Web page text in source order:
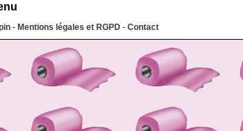
- Mentions légales et RGPD- Contact